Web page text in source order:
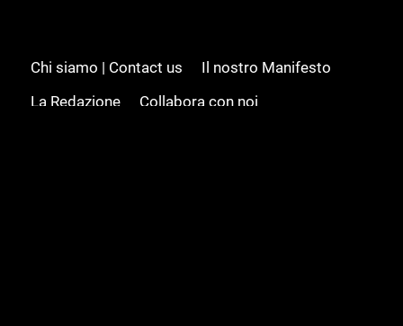
Chi siamo | Contact us
Il nostro Manifesto
La Redazione
Collabora con noi